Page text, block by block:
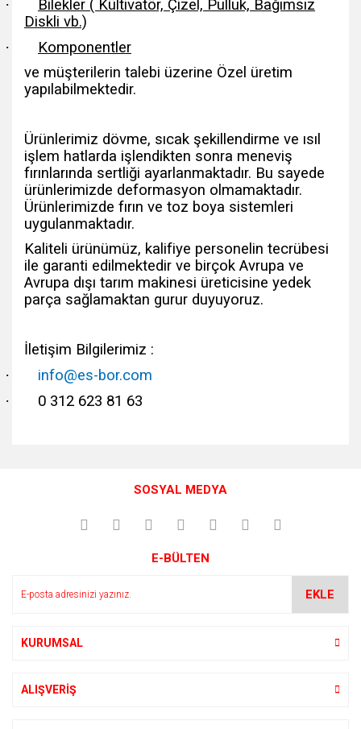
·
Bilekler ( Kültivatör, Çizel, Pulluk, Bağımsız
Diskli vb.)
·
Komponentler
ve müşterilerin talebi üzerine Özel üretim
yapılabilmektedir.
Ürünlerimiz dövme, sıcak şekillendirme ve ısıl
işlem hatlarda işlendikten sonra meneviş
fırınlarında sertliği ayarlanmaktadır. Bu sayede
ürünlerimizde deformasyon olmamaktadır.
Ürünlerimizde fırın ve toz boya sistemleri
uygulanmaktadır.
Kaliteli ürünümüz, kalifiye personelin tecrübesi
ile garanti edilmektedir ve birçok Avrupa ve
Avrupa dışı tarım makinesi üreticisine yedek
parça sağlamaktan gurur duyuyoruz.
İletişim Bilgilerimiz :
· info@es-bor.com
· 0 312 623 81 63
Yorum Yaz
Görüş ve önerileriniz için teşekkür ederiz.
Ürün açıklamasında eksik bilgiler bulunuyor.
SOSYAL MEDYA
E-BÜLTEN
EKLE
KURUMSAL
ALIŞVERİŞ